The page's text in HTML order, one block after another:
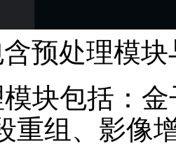
预处理模
块包括：
重组、影像